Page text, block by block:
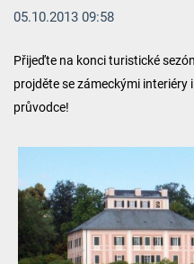
05.10.2013 09:58
Přijeďte na konci turistické
projděte se zámeckými interiéry
průvodce!